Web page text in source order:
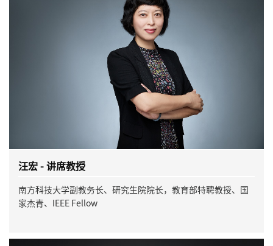
汪宏 - 讲席教授
南方科技大学副教务长、研究生院院长，教育部特聘教授、国
家杰青、IEEE Fellow